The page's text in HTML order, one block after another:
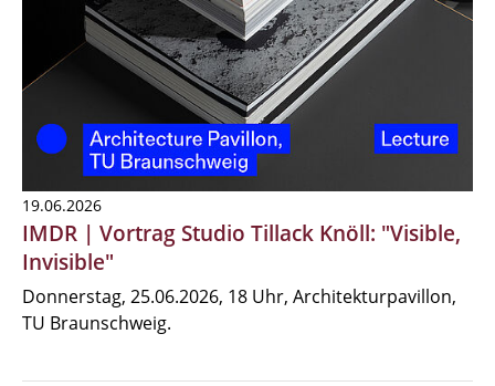
19.06.2026
IMDR | Vortrag Studio Tillack Knöll: "Visible,
Invisible"
Donnerstag, 25.06.2026, 18 Uhr, Architekturpavillon,
TU Braunschweig.